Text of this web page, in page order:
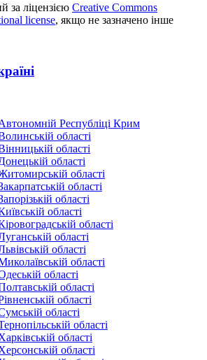
за ліцензією Creative Commons
license, якщо не зазначено інше
Республіці Крим
області
області
області
області
області
області
області
області
області
області
області
області
області
області
області
області
області
області